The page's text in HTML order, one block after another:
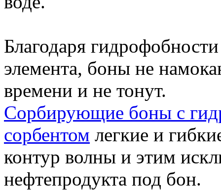
Благодаря
элемента, боны не
времени и не тонут.
Сорбирующие боны с
сорбентом легкие и
контур волны и этим
нефтепродукта под бон.